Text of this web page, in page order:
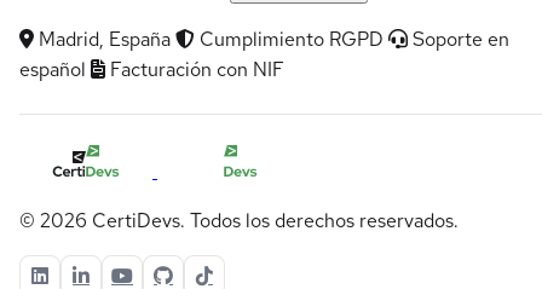
Madrid, España Cumplimiento RGPD
Soporte en
español
Facturación con NIF
© 2026 CertiDevs. Todos los derechos reservados.